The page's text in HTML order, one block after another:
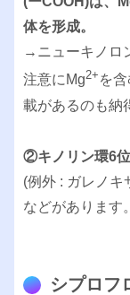
体を形成。
→ニューキノロ
注意にMg2+ を
載があるのも納
②キノリン環6位
(例外 : ガレノキ
などがあります。
シプロフ